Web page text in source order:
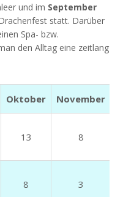
und im September
statt. Darüber
Spa- bzw.
den Alltag eine zeitlang
Oktober November
13 8
8 3